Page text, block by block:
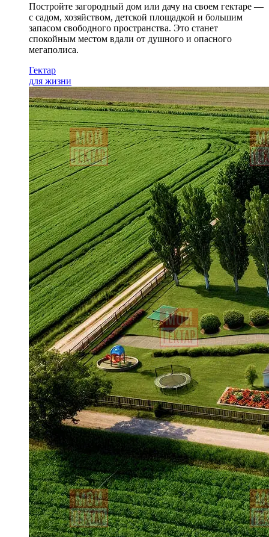
Постройте загородный дом или дачу на своем гектаре —
с садом, хозяйством, детской площадкой и большим
запасом свободного пространства. Это станет
спокойным местом вдали от душного и опасного
мегаполиса.
Гектар
для жизни